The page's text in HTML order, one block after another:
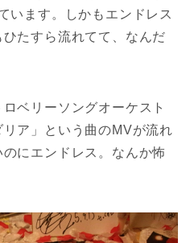
います。しかもエンドレス
たすら流れてて、なんだ
ベリーソングオーケスト
ア」という曲のMVが流れ
にエンドレス。なんか怖